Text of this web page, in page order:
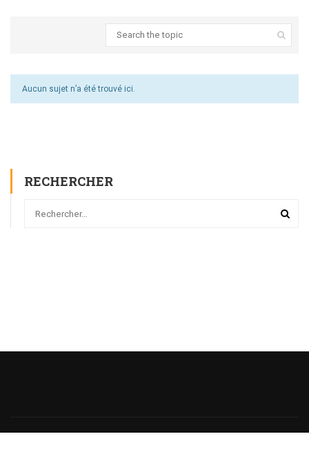
Aucun sujet n’a été trouvé ici.
RECHERCHER